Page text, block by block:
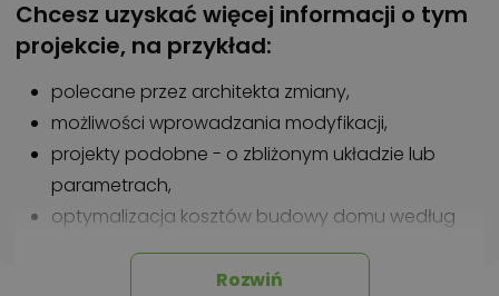
Chcesz uzyskać więcej informacji o tym
projekcie, na przykład:
polecane przez architekta zmiany,
możliwości wprowadzania modyfikacji,
projekty podobne - o zbliżonym układzie lub
parametrach,
optymalizacja kosztów budowy domu według
tego projektu,
informacje szczegółowe - np. wymiary
Rozwiń